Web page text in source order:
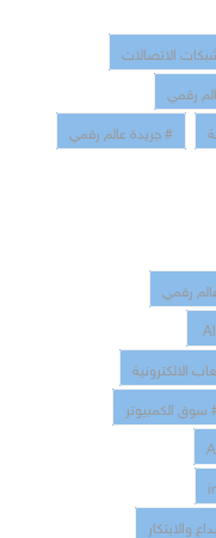
الاتصالات
رقمي
# جريدة عالم رقمي
رقمي
الالكترونية
سوق الكمبيوتر
والابتكار